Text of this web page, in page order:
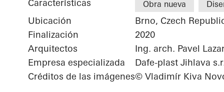
Características Obra nueva
Ubicación
Brno, Czech
Finalización
2020
Arquitectos
Ing. arch. Pavel
Empresa especializada
Dafe-plast Jihlava
Créditos de las imágenes© Vladimír Kiva